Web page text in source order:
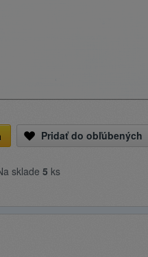
Pridať do obľúbených
sklade 5 ks